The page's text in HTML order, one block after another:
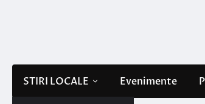
STIRI LOCALE Evenimente